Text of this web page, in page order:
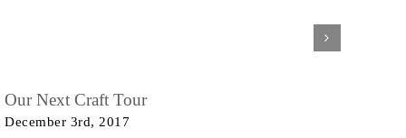
Our Next Craft Tour
December 3rd, 2017